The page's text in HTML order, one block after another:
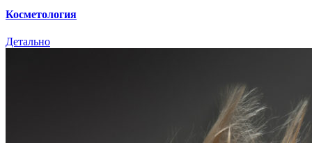
Косметология
Детально